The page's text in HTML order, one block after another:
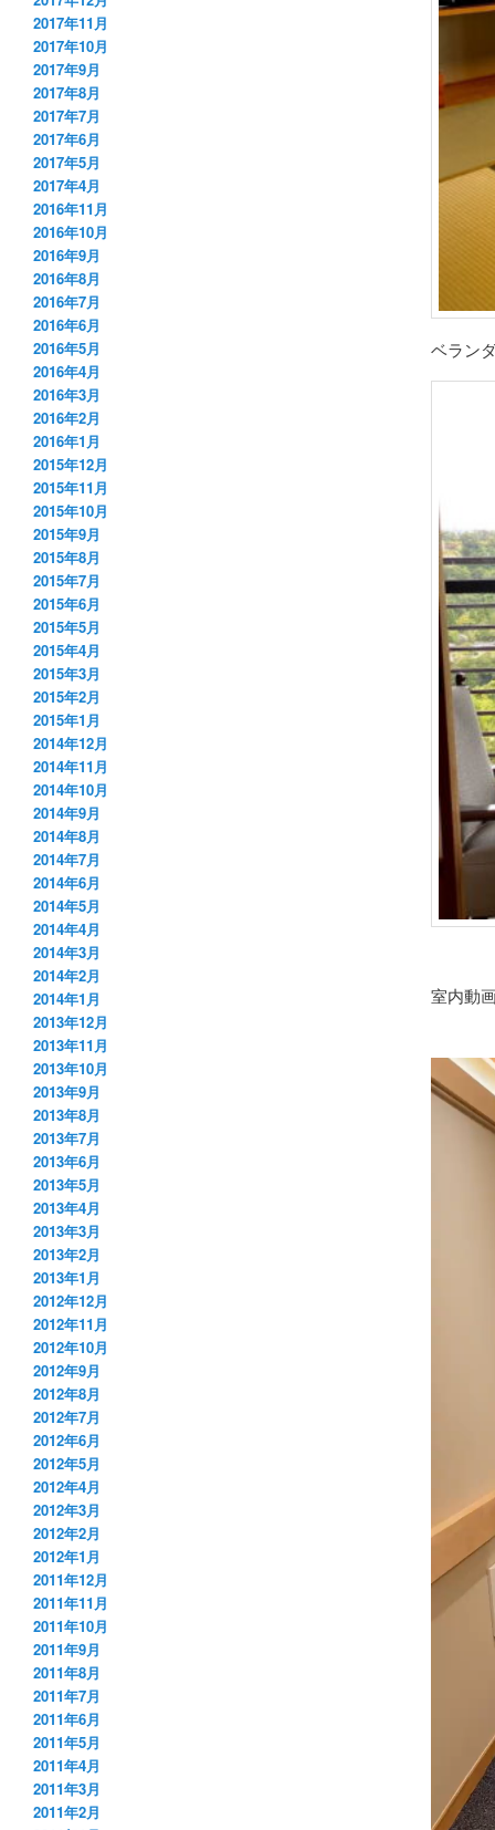
ベラン
室内動
画
2017年11月
2017年10月
2017年9月
2017年8月
2017年7月
2017年6月
2017年5月
2017年4月
2016年11月
2016年10月
2016年9月
2016年8月
2016年7月
2016年6月
2016年5月
2016年4月
2016年3月
2016年2月
2016年1月
2015年12月
2015年11月
2015年10月
2015年9月
2015年8月
2015年7月
2015年6月
2015年5月
2015年4月
2015年3月
2015年2月
2015年1月
2014年12月
2014年11月
2014年10月
2014年9月
2014年8月
2014年7月
2014年6月
2014年5月
2014年4月
2014年3月
2014年2月
2014年1月
2013年12月
2013年11月
2013年10月
2013年9月
2013年8月
2013年7月
2013年6月
2013年5月
2013年4月
2013年3月
2013年2月
2013年1月
2012年12月
2012年11月
2012年10月
2012年9月
2012年8月
2012年7月
2012年6月
2012年5月
2012年4月
2012年3月
2012年2月
2012年1月
2011年12月
2011年11月
2011年10月
2011年9月
2011年8月
2011年7月
2011年6月
2011年5月
2011年4月
2011年3月
2011年2月